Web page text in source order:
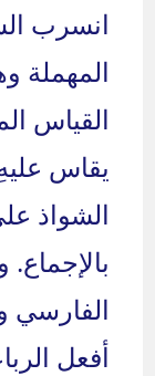
انسرب
المهملة
القياس
يقاس
الشواذ
الفارسي
أفعل